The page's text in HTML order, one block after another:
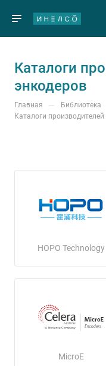
Каталоги
энкодеров
Главная — Библиотека
Каталоги производителей
HOPO Technology
MicroE